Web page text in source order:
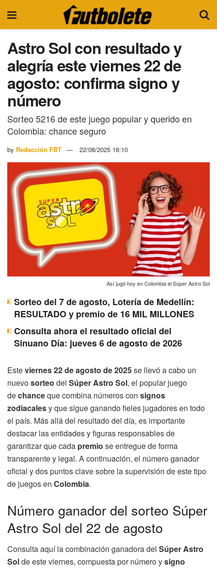
Astro Sol con resultado y
alegría este viernes 22 de
agosto: confirma signo y
número
Sorteo 5216 de este juego popular y querido en
Colombia: chance seguro
by Redacción FBT 22/08/2025 16:10
Así jugó hoy en Colombia el Súper Astro Sol
Sorteo del 7 de agosto, Lotería de Medellín:
RESULTADO y premio de 16 MIL MILLONES
Consulta ahora el resultado oficial del
Sinuano Día: jueves 6 de agosto de 2026
Esteviernes 22 de agosto de 2025se llevó a cabo un
nuevosorteo del Súper Astro Sol, el popular juego
dechanceque combina números con signos
zodiacalesy que sigue ganando fieles jugadores en todo
el país. Más allá del resultado del día, es importante
destacar las entidades y figuras responsables de
garantizar que cada premio se entregue de forma
transparente y legal. A continuación, el número ganador
oficial y dos puntos clave sobre la supervisión de este tipo
de juegos en Colombia.
Número ganador del sorteo Súper
Astro Sol del 22 de agosto
Consulta aquí la combinación ganadora del Súper Astro
Solde este viernes, compuesta por número ysigno